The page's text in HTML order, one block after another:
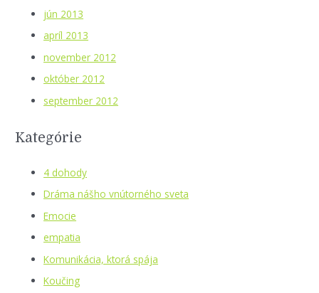
jún 2013
apríl 2013
november 2012
október 2012
september 2012
Kategórie
4 dohody
Dráma nášho vnútorného sveta
Emocie
empatia
Komunikácia, ktorá spája
Koučing